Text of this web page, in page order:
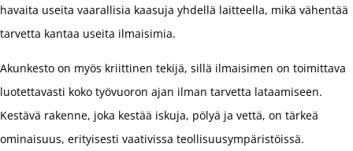
havaita useita vaarallisia kaasuja yhdellä laitteella, mikä vähentää
tarvetta kantaa useita ilmaisimia.
Akunkesto on myös kriittinen tekijä, sillä ilmaisimen on toimittava
luotettavasti koko työvuoron ajan ilman tarvetta lataamiseen.
Kestävä rakenne, joka kestää iskuja, pölyä ja vettä, on tärkeä
ominaisuus, erityisesti vaativissa teollisuusympäristöissä.